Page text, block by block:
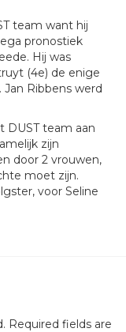
team want hij
pronostiek
Hij was
(4e) de enige
Ribbens werd
DUST team aan
zijn
door 2 vrouwen,
moet zijn.
voor Seline
Required fields are